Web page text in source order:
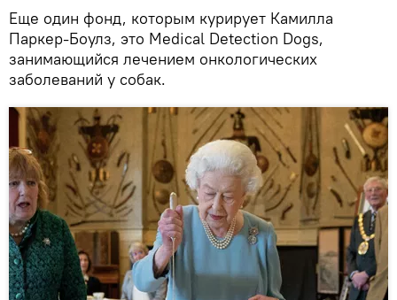
Еще один фонд, которым курирует Камилла
Паркер-Боулз, это Medical Detection Dogs,
занимающийся лечением онкологических
заболеваний у собак.